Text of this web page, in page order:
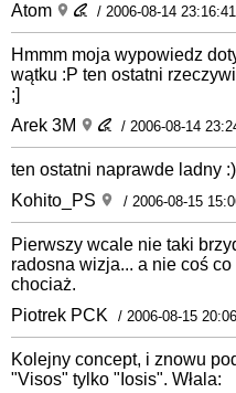
Atom
/ 2006-08-14
Hmmm moja wypowiedz
wątku :P ten ostatni
;]
Arek 3M
/ 2006-08-14
ten ostatni naprawde ladny :)
Kohito_PS
/ 2006-08-15
Pierwszy wcale nie taki
radosna wizja... a nie coś
chociaż.
Piotrek PCK
/ 2006-08-15
Kolejny concept, i znowu
"Visos" tylko "Iosis". Włala: